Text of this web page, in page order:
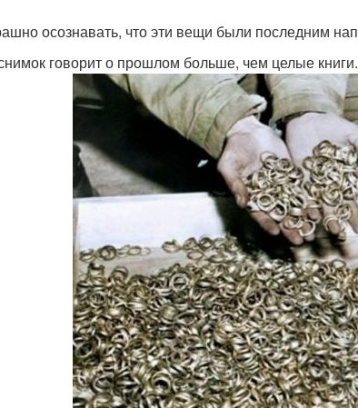
осознавать, что эти вещи были последним
говорит о прошлом больше, чем целые книги.